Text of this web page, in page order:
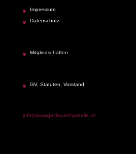
Impressum
Datenschutz
Mitgliedschaften
GV, Statuten, Vorstand
info(a)waagecliquerhywaelle.ch